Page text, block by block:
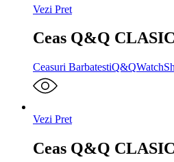
Vezi Pret
Ceas Q&Q
Ceasuri BarbatestiQ&Q
Vezi Pret
Ceas Q&Q